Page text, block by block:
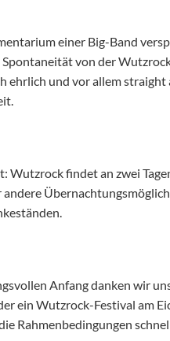
einer Big-Band
von der
und vor allem
findet an zwei
Anfang danken wir
ein Wutzrock-Festival am
Rahmenbedingungen